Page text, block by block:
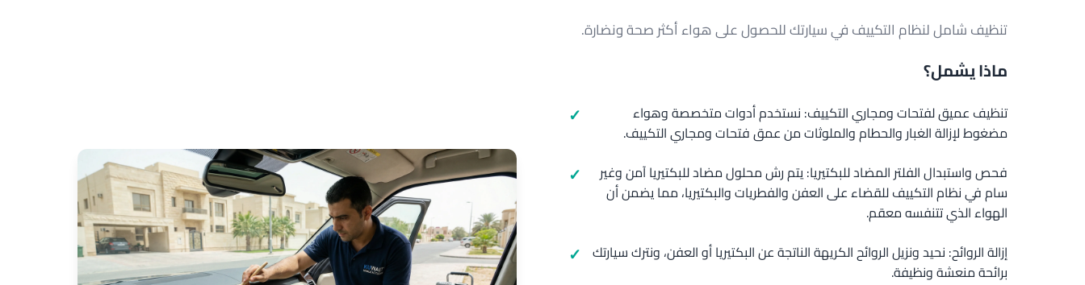
تنظيف شامل لنظام التكييف في سيارتك للحصول على هواء أكثر صحة ونضارة.
ماذا يشمل؟
تنظيف عميق لفتحات ومجاري التكييف: نستخدم أدوات متخصصة وهواء
مضغوط لإزالة الغبار والحطام والملوثات من عمق فتحات ومجاري التكييف.
فحص واستبدال الفلتر المضاد للبكتيريا: يتم رش محلول مضاد للبكتيريا آمن وغير
سام في نظام التكييف للقضاء على العفن والفطريات والبكتيريا، مما يضمن أن
الهواء الذي تتنفسه معقم.
إزالة الروائح: نحيد ونزيل الروائح الكريهة الناتجة عن البكتيريا أو العفن، ونترك سيارتك
برائحة منعشة ونظيفة.